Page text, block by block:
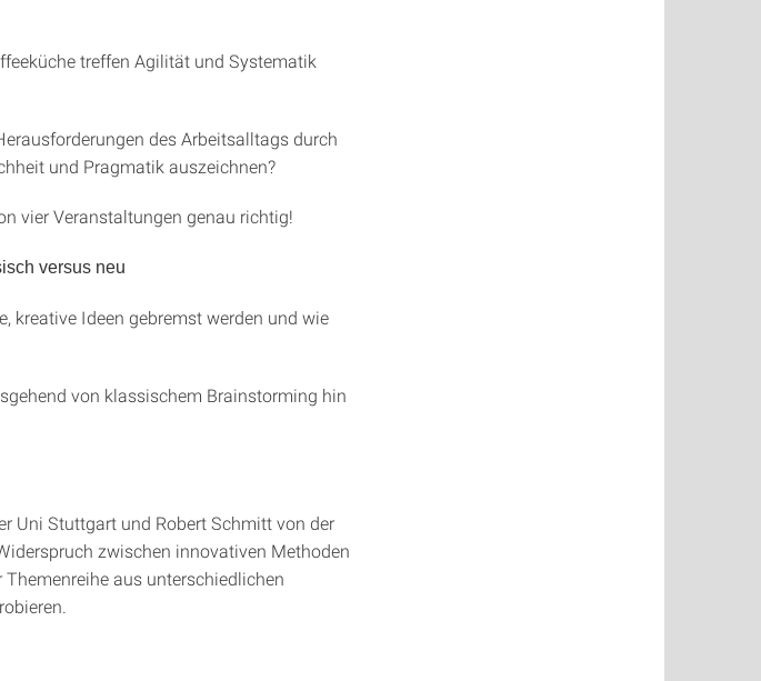
treffen Agilität und Systematik
des Arbeitsalltags durch
und Pragmatik auszeichnen?
vier Veranstaltungen genau richtig!
versus neu
kreative Ideen gebremst werden und wie
von klassischem Brainstorming hin
Uni Stuttgart und Robert Schmitt von der
zwischen innovativen Methoden
aus unterschiedlichen